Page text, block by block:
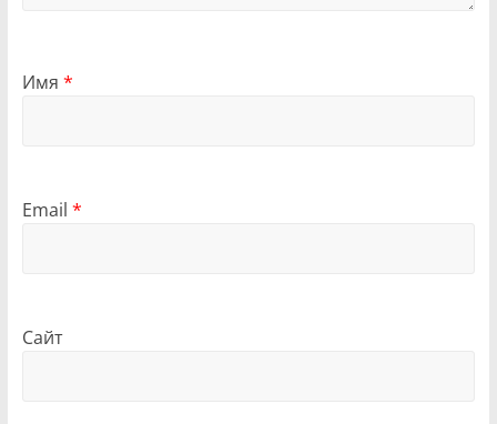
Имя *
Email *
Сайт